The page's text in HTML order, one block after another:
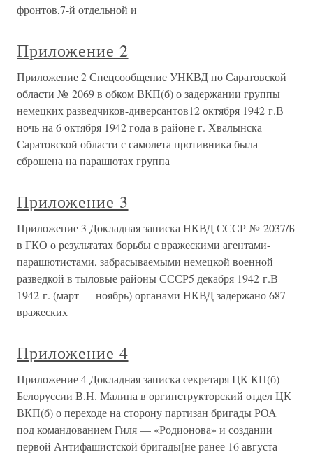
фронтов,7-й отдельной и
Приложение 2
Приложение 2 Спецсообщение УНКВД по Саратовской
области № 2069 в обком ВКП(б) о задержании группы
немецких разведчиков-диверсантов12 октября 1942 г.В
ночь на 6 октября 1942 года в районе г. Хвалынска
Саратовской области с самолета противника была
сброшена на парашютах группа
Приложение 3
Приложение 3 Докладная записка НКВД СССР № 2037/Б
в ГКО о результатах борьбы с вражескими агентами-
парашютистами, забрасываемыми немецкой военной
разведкой в тыловые районы СССР5 декабря 1942 г.В
1942 г. (март — ноябрь) органами НКВД задержано 687
вражеских
Приложение 4
Приложение 4 Докладная записка секретаря ЦК КП(б)
Белоруссии В.Н. Малина в оргинструкторский отдел ЦК
ВКП(б) о переходе на сторону партизан бригады РОА
под командованием Гиля — «Родионова» и создании
первой Антифашистской бригады[не ранее 16 августа